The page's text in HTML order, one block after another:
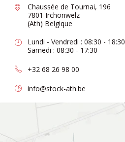
Chaussée de Tournai, 196
7801 Irchonwelz
(Ath) Belgique
Lundi - Vendredi : 08:30 - 18:30
Samedi : 08:30 - 17:30
+32 68 26 98 00
info@stock-ath.be